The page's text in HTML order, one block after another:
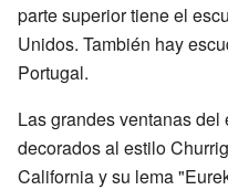
parte superior tiene el
Unidos. También hay
Portugal.
Las grandes ventanas
decorados al estilo
California y su lema